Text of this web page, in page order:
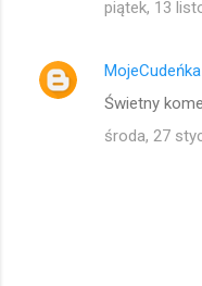
n
piątek, 13
MojeCudeńka
Świetny
środa, 27